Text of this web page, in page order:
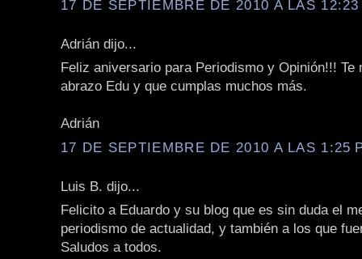
17 DE SEPTIEMBRE DE 2010 A LAS 12:23
Adrián dijo...
Feliz aniversario para Periodismo y Opinión!!! Te
abrazo Edu y que cumplas muchos más.
Adrián
17 DE SEPTIEMBRE DE 2010 A LAS 1:25
Luis B. dijo...
Felicito a Eduardo y su blog que es sin duda el
periodismo de actualidad, y también a los que
Saludos a todos.